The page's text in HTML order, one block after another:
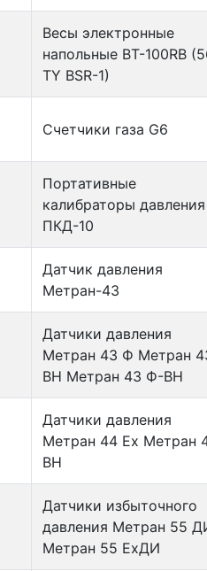
Весы электронные
напольные BT-100RB
TY BSR-1)
Счетчики газа G6
Портативные
калибраторы давления
ПКД-10
Датчик давления
Метран-43
Датчики давления
Метран 43 Ф Метран
ВН Метран 43 Ф-ВН
Датчики давления
Метран 44 Ех Метран
ВН
Датчики избыточного
давления Метран 55
Метран 55 ЕхДИ